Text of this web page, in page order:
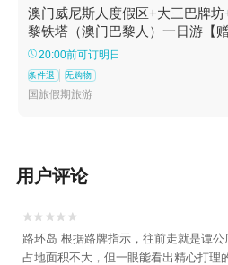
回归贺礼陈列馆+路环+恋爱巷+澳
+疯堂斜巷+葡京娱乐场+永利澳门
初五马路+郑家大屋+同善堂1日游
澳门威尼斯人度假区+大三巴牌坊
黎铁塔（澳门巴黎人）一日游【
持深圳√珠海√广州出发√可选小团
20:00前可订明日
条件退 无购物
国旅假期旅游
用户评论


路环岛 根据路牌指示，往前走就是谭公
占地面积不大，但一眼能看出精心打理